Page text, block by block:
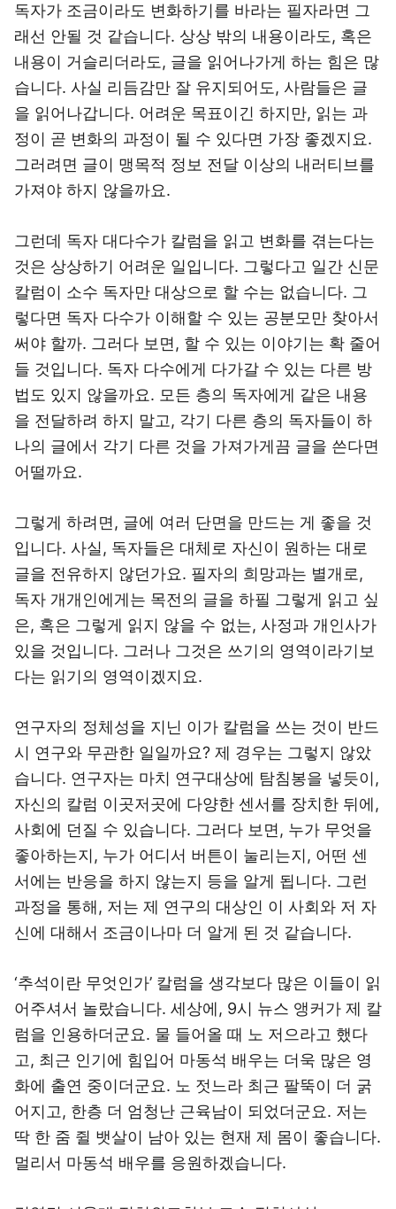
독자가 조금이라도 변화하기를 바라는 필자라면 그
래선 안될 것 같습니다. 상상 밖의 내용이라도, 혹은
내용이 거슬리더라도, 글을 읽어나가게 하는 힘은 많
습니다. 사실 리듬감만 잘 유지되어도, 사람들은 글
을 읽어나갑니다. 어려운 목표이긴 하지만, 읽는 과
정이 곧 변화의 과정이 될 수 있다면 가장 좋겠지요.
그러려면 글이 맹목적 정보 전달 이상의 내러티브를
가져야 하지 않을까요.
그런데 독자 대다수가 칼럼을 읽고 변화를 겪는다는
것은 상상하기 어려운 일입니다. 그렇다고 일간 신문
칼럼이 소수 독자만 대상으로 할 수는 없습니다. 그
렇다면 독자 다수가 이해할 수 있는 공분모만 찾아서
써야 할까. 그러다 보면, 할 수 있는 이야기는 확 줄어
들 것입니다. 독자 다수에게 다가갈 수 있는 다른 방
법도 있지 않을까요. 모든 층의 독자에게 같은 내용
을 전달하려 하지 말고, 각기 다른 층의 독자들이 하
나의 글에서 각기 다른 것을 가져가게끔 글을 쓴다면
어떨까요.
그렇게 하려면, 글에 여러 단면을 만드는 게 좋을 것
입니다. 사실, 독자들은 대체로 자신이 원하는 대로
글을 전유하지 않던가요. 필자의 희망과는 별개로,
독자 개개인에게는 목전의 글을 하필 그렇게 읽고 싶
은, 혹은 그렇게 읽지 않을 수 없는, 사정과 개인사가
있을 것입니다. 그러나 그것은 쓰기의 영역이라기보
다는 읽기의 영역이겠지요.
연구자의 정체성을 지닌 이가 칼럼을 쓰는 것이 반드
시 연구와 무관한 일일까요? 제 경우는 그렇지 않았
습니다. 연구자는 마치 연구대상에 탐침봉을 넣듯이,
자신의 칼럼 이곳저곳에 다양한 센서를 장치한 뒤에,
사회에 던질 수 있습니다. 그러다 보면, 누가 무엇을
좋아하는지, 누가 어디서 버튼이 눌리는지, 어떤 센
서에는 반응을 하지 않는지 등을 알게 됩니다. 그런
과정을 통해, 저는 제 연구의 대상인 이 사회와 저 자
신에 대해서 조금이나마 더 알게 된 것 같습니다.
‘추석이란 무엇인가’ 칼럼을 생각보다 많은 이들이 읽
어주셔서 놀랐습니다. 세상에, 9시 뉴스 앵커가 제 칼
럼을 인용하더군요. 물 들어올 때 노 저으라고 했다
고, 최근 인기에 힘입어 마동석 배우는 더욱 많은 영
화에 출연 중이더군요. 노 젓느라 최근 팔뚝이 더 굵
어지고, 한층 더 엄청난 근육남이 되었더군요. 저는
딱 한 줌 쥘 뱃살이 남아 있는 현재 제 몸이 좋습니다.
멀리서 마동석 배우를 응원하겠습니다.